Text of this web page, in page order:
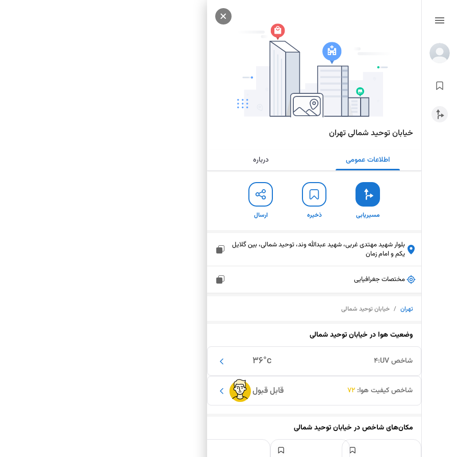
خیابان توحید شمالی تهران
اطلاعات عمومی درباره
مسیریابی ذخیره ارسال
بلوار شهید مهتدی غربی، شهید عبدالله‌ وند، توحید شمالی، بین گلایل
یکم و امام زمان
مختصات جغرافیایی
تهران / خیابان توحید شمالی
وضعیت هوا درخیابان توحید شمالی
36°c شاخص UV: 4
قابل قبول شاخص کیفیت هوا: 72
مکان‌های شاخص درخیابان توحید شمالی